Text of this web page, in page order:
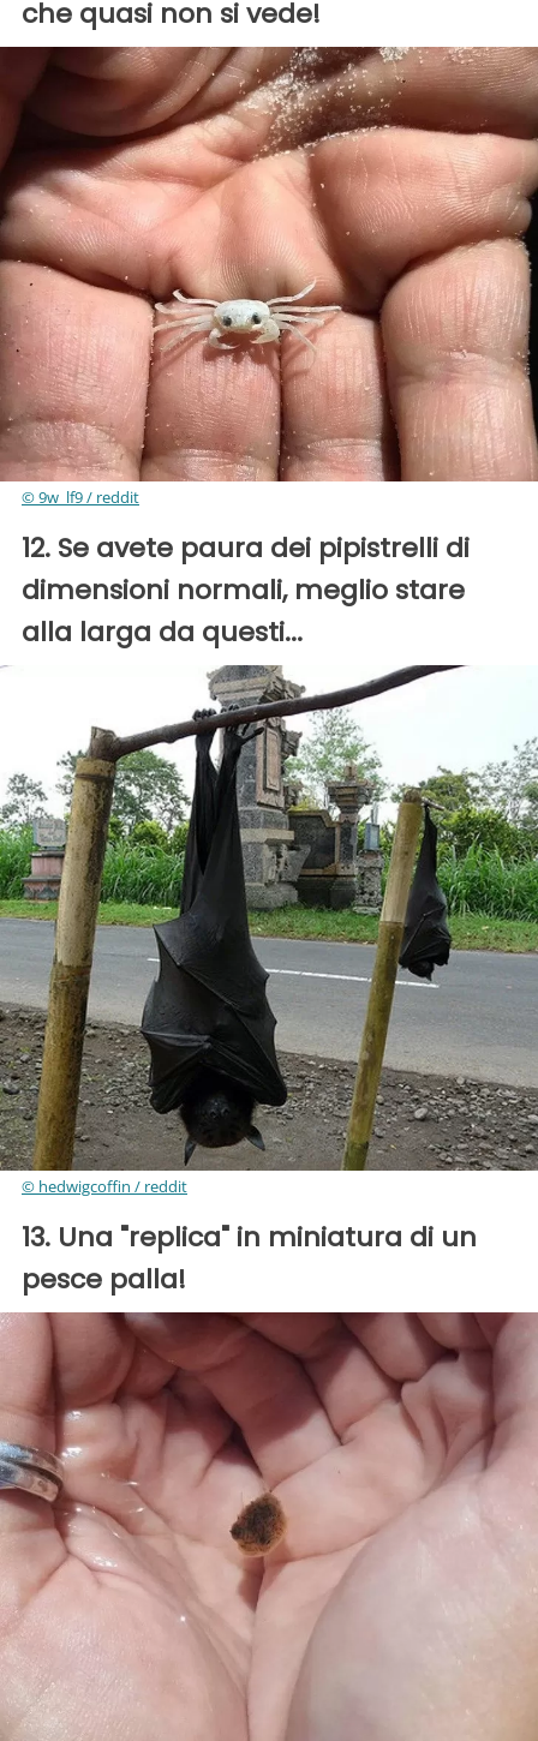
che quasi non si vede!
© 9w_lf9 / reddit
12. Se avete paura dei pipistrelli di
dimensioni normali, meglio stare
alla larga da questi...
© hedwigcoffin / reddit
13. Una "replica" in miniatura di un
pesce palla!